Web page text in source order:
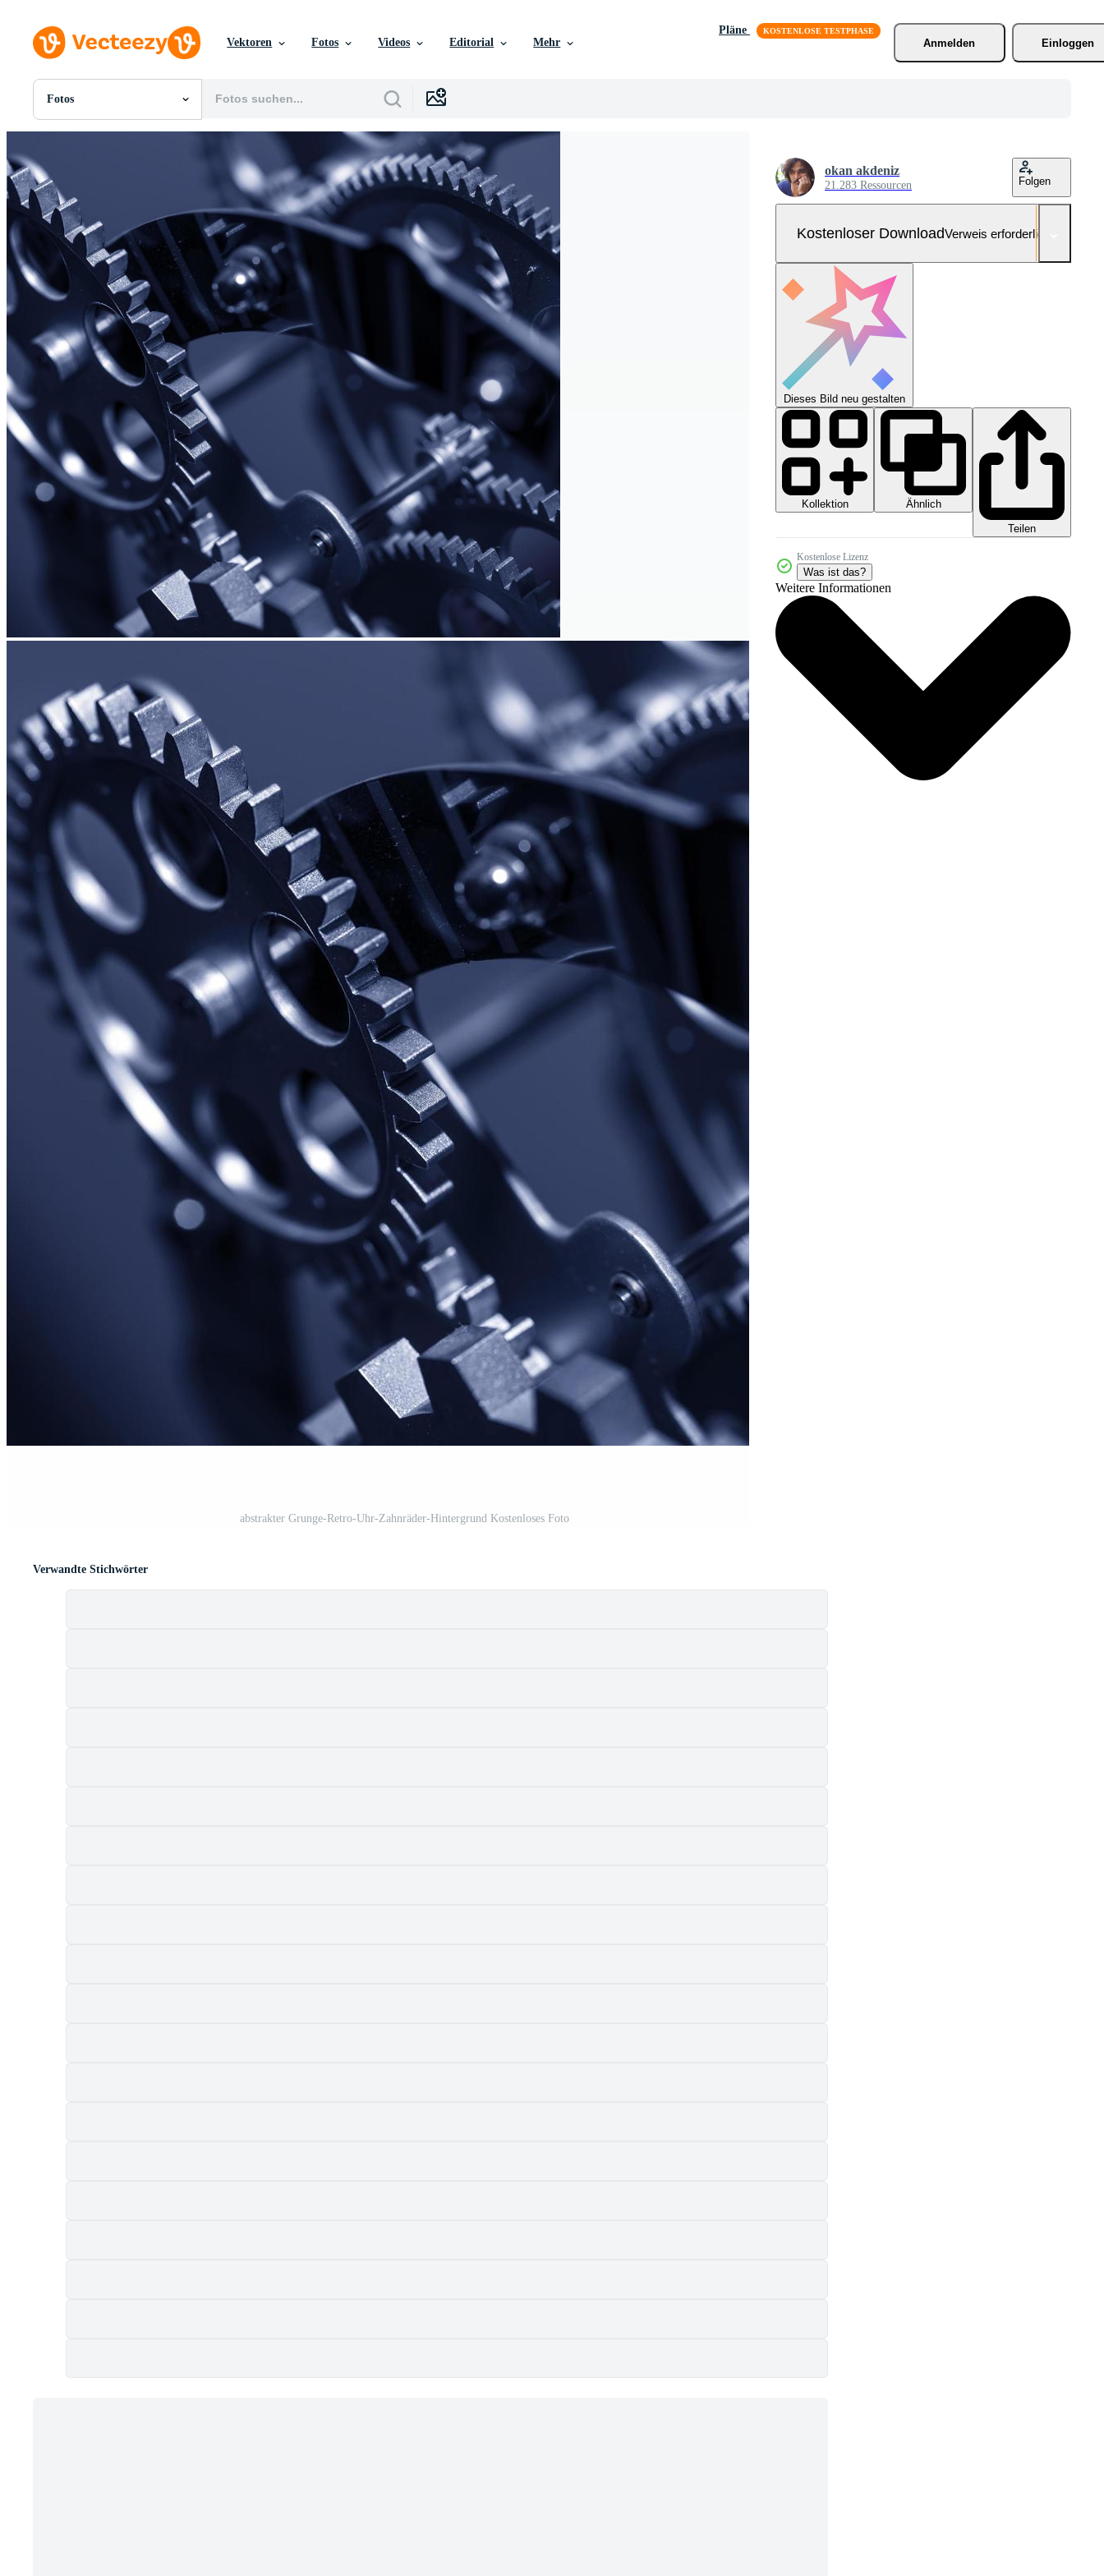
Vektoren Fotos Videos Editorial Mehr
Pläne
Anmelden
Einloggen
Fotos
Alle Bilder
Vorlagen
Vektoren
Videos
Motion Graphics
Redaktionelle Bilder
Redaktionelle Ereignisse
abstrakter Grunge-Retro-Uhr-Zahnräder-Hintergrund Kostenloses Foto
okan akdeniz
21.283 Ressourcen Folgen
Kostenloser DownloadVerweis erforderlich
Dieses Bild neu gestalten
Kollektion
Ähnlich
Teilen
Kostenlose Lizenz
Was ist das?
Weitere Informationen
Verwandte Stichwörter